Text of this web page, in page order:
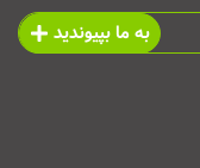
به ما بپیوندید